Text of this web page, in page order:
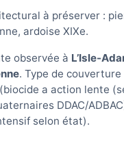
à préserver :
ardoise XIXe.
observée à L’Isle-
. Type de
a action lente
DDAC/
selon état).